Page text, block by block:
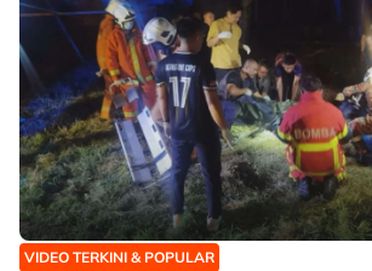
VIDEO TERKINI & POPULAR